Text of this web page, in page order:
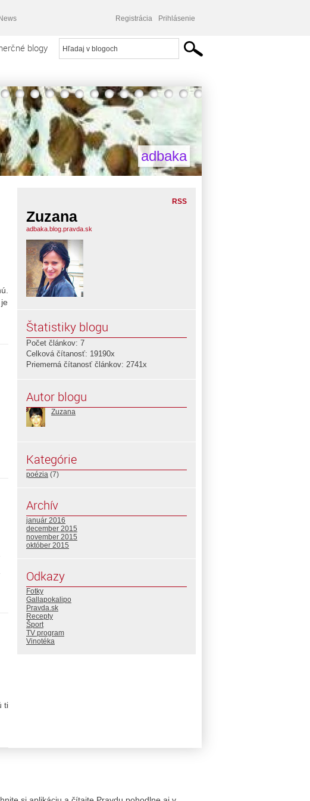
Registrácia Prihlásenie
blogy
adbaka
ti
RSS
Zuzana
adbaka.blog.pravda.sk
Štatistiky blogu
Počet článkov: 7
Celková čítanosť: 19190x
Priemerná čítanosť článkov: 2741x
Autor blogu
Zuzana
Kategórie
poézia (7)
Archív
január 2016
december 2015
november 2015
október 2015
Odkazy
Fotky
Gallapokalipo
Pravda.sk
Recepty
Šport
TV program
Vinotéka